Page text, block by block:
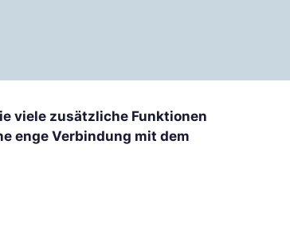
viele zusätzliche Funktionen
enge Verbindung mit dem